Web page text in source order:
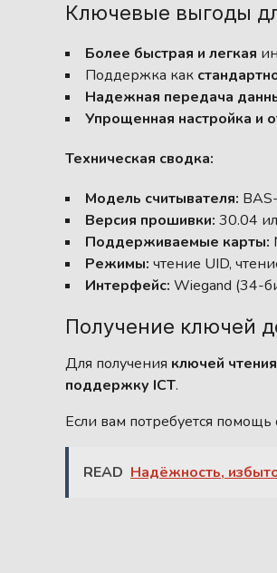
Ключевые выгоды
Более быстрая и легкая
Поддержка как
Надежная передача
Упрощенная настройка и
Техническая сводка:
Модель считывателя:
Версия прошивки: 30.04
Поддерживаемые карты:
Режимы: чтение UID,
Интерфейс: Wiegand (34-
Получение ключей
Для получения ключей
поддержку ICT.
Если вам потребуется помощь
READ Надёжность,